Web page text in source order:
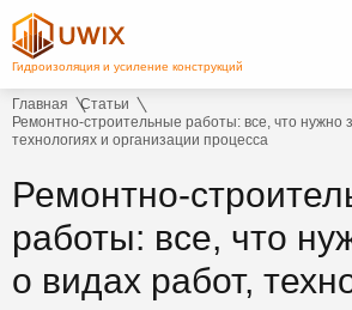
Главная
Статьи
Ремонтно-строительные работы: все, что нужно
технологиях и организации процесса
Ремонтно-
работы: все, что
о видах работ,